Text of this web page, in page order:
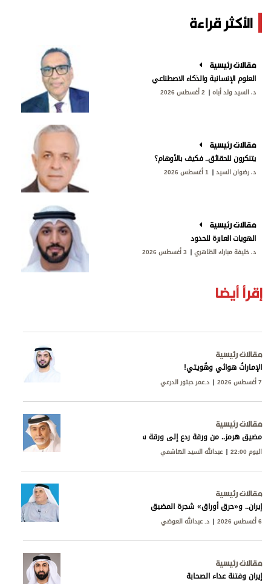
الأكثر قراءة
مقالات رئيسية
العلوم الإنسانية والذكاء الاصطناعي
د. السيد ولد أباه 2 أغسطس 2026
مقالات رئيسية
يتنكرون للحقائق.. فكيف بالأوهام؟
د. رضوان السيد 1 أغسطس 2026
مقالات رئيسية
الهويات العابرة للحدود
د. خليفة مبارك الظاهري 3 أغسطس 2026
إقرأ أيضا
مقالات رئيسية
الإماراتُ هوائي وهُويتي!
7 أغسطس 2026 د.عمر حبتور الدرعي
مقالات رئيسية
مضيق هرمز.. من ورقة ردع إلى ورقة سيادة
اليوم 22:00 عبدالله السيد الهاشمي
مقالات رئيسية
إيران.. و«حرق أوراق» شجرة المضيق
6 أغسطس 2026 د. عبدالله العوضي
مقالات رئيسية
إيران وفتنة عداء الصحابة